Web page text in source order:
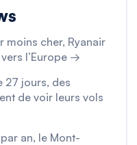
moins cher, Ryanair
l’Europe →
27 jours, des
de voir leurs vols
an, le Mont-